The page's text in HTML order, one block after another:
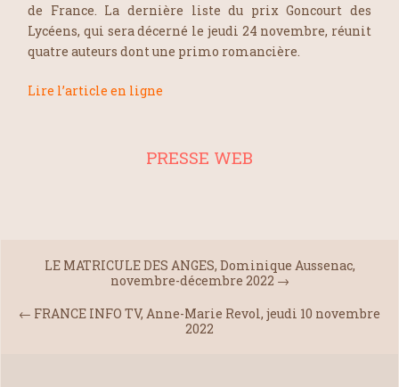
de France. La dernière liste du prix Goncourt des
Lycéens, qui sera décerné le jeudi 24 novembre, réunit
quatre auteurs dont une primo romancière.
Lire l’article en ligne
PRESSE WEB
LE MATRICULE DES ANGES, Dominique Aussenac,
novembre-décembre 2022 →
← FRANCE INFO TV, Anne-Marie Revol, jeudi 10 novembre
2022